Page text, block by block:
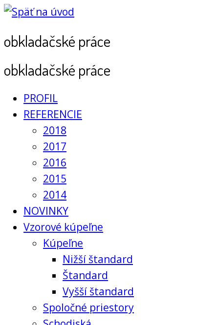
obkladačské práce
obkladačské práce
PROFIL
REFERENCIE
2018
2017
2016
2015
2014
NOVINKY
Vzorové kúpeľne
Kúpeľne
Nižší štandard
Štandard
Vyšší štandard
Spoločné priestory